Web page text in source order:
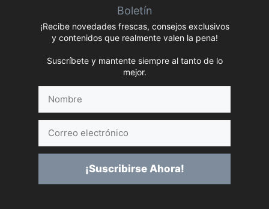
Boletín
¡Recibe novedades frescas, consejos exclusivos
y contenidos que realmente valen la pena!
Suscríbete y mantente siempre al tanto de lo
mejor.
electrónico
¡Suscribirse Ahora!